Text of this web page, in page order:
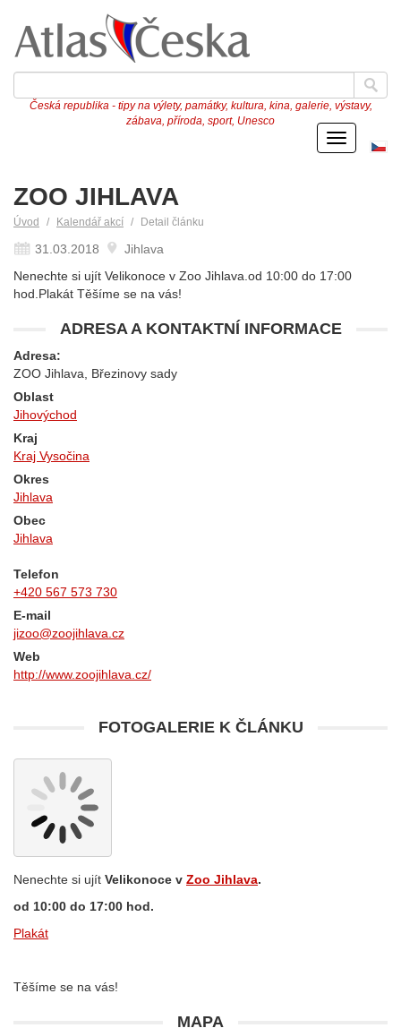
Česká republika - tipy na výlety, památky, kultura, kina, galerie, výstavy,
zábava, příroda, sport, Unesco
Menu
ZOO JIHLAVA
Úvod Kalendář akcí Detail článku
31.03.2018
Jihlava
Nenechte si ujít Velikonoce v Zoo Jihlava.od 10:00 do 17:00
hod.Plakát Těšíme se na vás!
ADRESA A KONTAKTNÍ INFORMACE
Adresa:
ZOO Jihlava, Březinovy sady
Oblast
Jihovýchod
Kraj
Kraj Vysočina
Okres
Jihlava
Obec
Jihlava
Telefon
+420 567 573 730
E-mail
jizoo@zoojihlava.cz
Web
http://www.zoojihlava.cz/
FOTOGALERIE K ČLÁNKU
Nenechte si ujít Velikonoce v Zoo Jihlava.
od 10:00 do 17:00 hod.
Plakát
Těšíme se na vás!
MAPA